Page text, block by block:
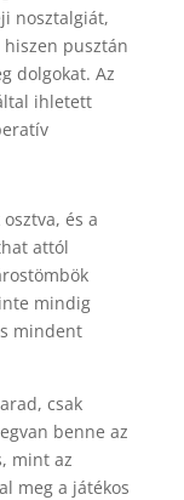
nosztalgiát,
pusztán
dolgokat. Az
ihletett
és a
attól
mindig
mindent
csak
benne az
mint az
meg a játékos